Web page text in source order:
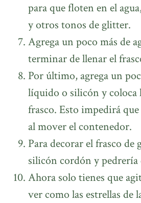
para que floten en el
y otros tonos de glitter.
Agrega un poco más de
terminar de llenar el
Por último, agrega un
líquido o silicón y coloca
frasco. Esto impedirá
al mover el contenedor.
Para decorar el frasco de
silicón cordón y pedrería
Ahora solo tienes que
ver como las estrellas de